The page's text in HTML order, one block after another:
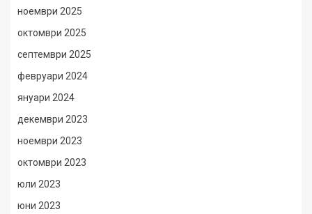
ноември 2025
октомври 2025
септември 2025
февруари 2024
януари 2024
декември 2023
ноември 2023
октомври 2023
юли 2023
юни 2023